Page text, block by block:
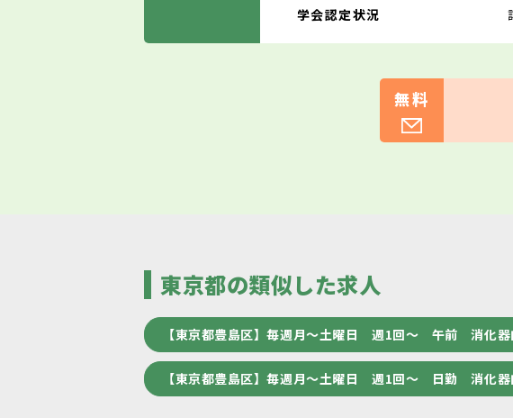
学会認定状況
無料
東京都の類似した求人
【東京都豊島区】毎週月～土曜日 週1回～ 午前 消化
【東京都豊島区】毎週月～土曜日 週1回～ 日勤 消化